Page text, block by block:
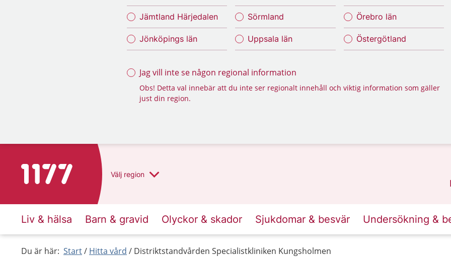
Jämtland Härjedalen
Jönköpings län
Sörmland
Uppsala län
Örebro län
Östergötland
Jag vill inte se någon regional information
Obs! Detta val innebär att du inte ser regionalt innehåll och viktig information som gäller
just din region.
Till startsidan för 1177 Välj region
Liv & hälsa Barn & gravid Olyckor & skador Sjukdomar & besvär Undersökning &
Du är här: Start Hitta vård Distriktstandvården Specialistkliniken Kungsholmen